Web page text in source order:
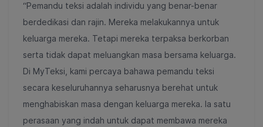
“Pemandu teksi adalah individu yang benar-benar
berdedikasi dan rajin. Mereka melakukannya untuk
keluarga mereka. Tetapi mereka terpaksa berkorban
serta tidak dapat meluangkan masa bersama keluarga.
Di MyTeksi, kami percaya bahawa pemandu teksi
secara keseluruhannya seharusnya berehat untuk
menghabiskan masa dengan keluarga mereka. Ia satu
perasaan yang indah untuk dapat membawa mereka